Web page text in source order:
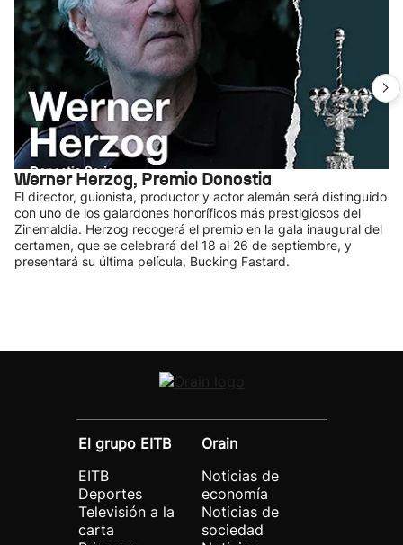
Werner Herzog, Premio Donostia
El director, guionista, productor y actor alemán será distinguido
con uno de los galardones honoríficos más prestigiosos del
Zinemaldia. Herzog recogerá el premio en la gala inaugural del
certamen, que se celebrará del 18 al 26 de septiembre, y
presentará su última película, Bucking Fastard.
El grupo EITB
EITB
Deportes
Televisión a la
carta
Orain
Noticias de
economía
Noticias de
sociedad